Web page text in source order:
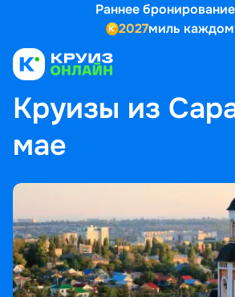
Раннее бронирование
2027миль
ГЛАВНАЯ • ПОПУЛЯРНЫЕ НАПРАВЛЕНИЯ
КРУИЗЫ ИЗ САРАТОВА В МАЕ
Круизы из
мае